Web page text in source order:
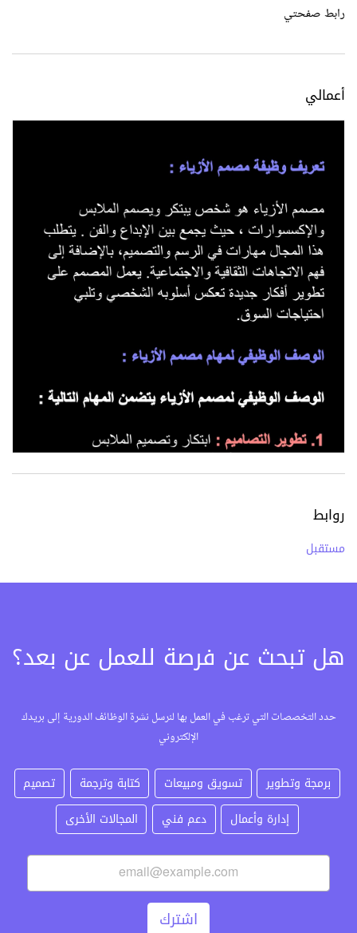
رابط صفحتي
أعمالي
روابط
مستقبل
هل تبحث عن فرصة للعمل عن بعد؟
حدد التخصصات التي ترغب في العمل بها لنرسل نشرة الوظائف الدورية إلى بريدك
الإلكتروني
برمجة وتطوير تسويق ومبيعات كتابة وترجمة
تصميم
إدارة وأعمال
دعم فني المجالات الأخرى
اشترك